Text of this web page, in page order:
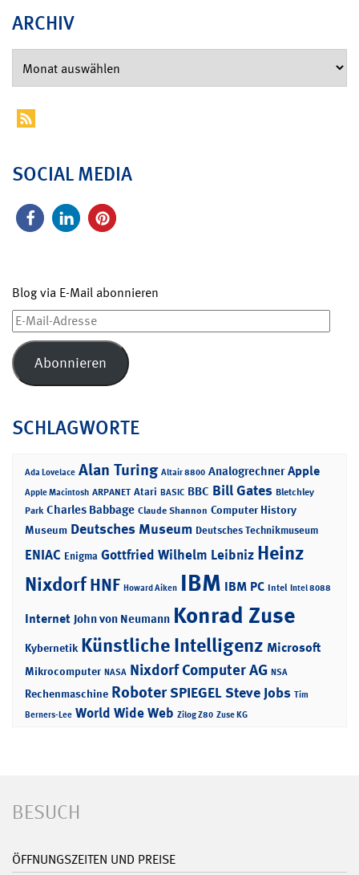
ARCHIV
SOCIAL MEDIA
Blog via E-Mail abonnieren
E-
Mail-
Adresse
Abonnieren
SCHLAGWORTE
Ada Lovelace Alan Turing Altair 8800 Analogrechner Apple
Apple Macintosh ARPANET Atari BASIC BBC Bill Gates Bletchley
Park Charles Babbage Claude Shannon Computer History
Museum Deutsches Museum Deutsches Technikmuseum
ENIAC Enigma Gottfried Wilhelm Leibniz Heinz
NixdorfHNF Howard Aiken IBM IBM PC Intel Intel 8088
Internet John von Neumann Konrad Zuse
Kybernetik Künstliche Intelligenz Microsoft
Mikrocomputer NASA Nixdorf Computer AG NSA
Rechenmaschine RoboterSPIEGELSteve Jobs Tim
Berners-Lee World Wide Web Zilog Z80 Zuse KG
BESUCH
ÖFFNUNGSZEITEN UND PREISE